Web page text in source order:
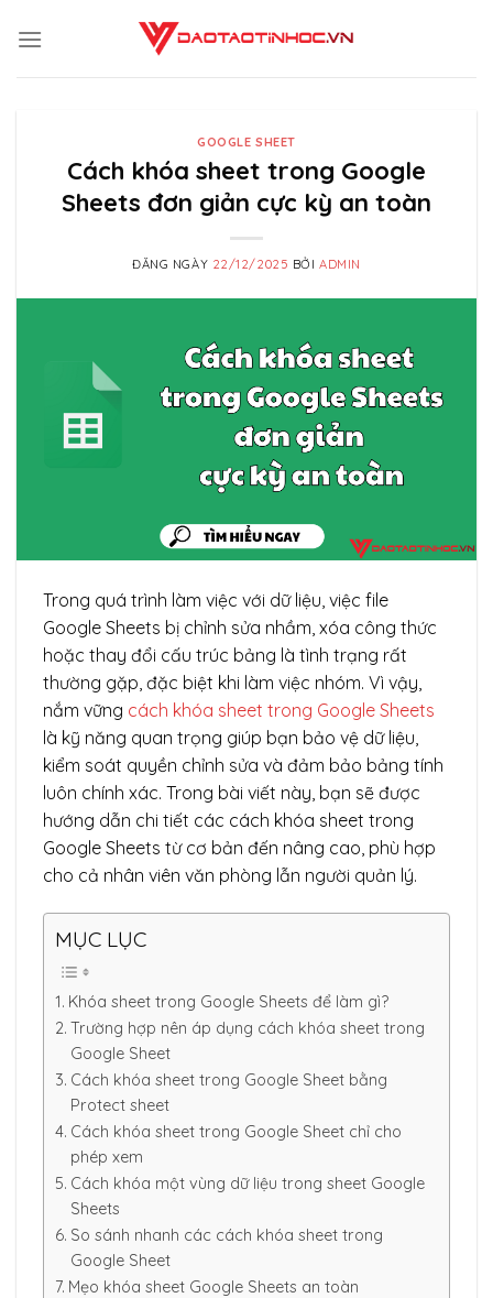
GOOGLE SHEET
Cách khóa sheet trong Google
Sheets đơn giản cực kỳ an toàn
ĐĂNG NGÀY 22/12/2025 BỞIADMIN
Trong quá trình làm việc với dữ liệu, việc file
Google Sheets bị chỉnh sửa nhầm, xóa công thức
hoặc thay đổi cấu trúc bảng là tình trạng rất
thường gặp, đặc biệt khi làm việc nhóm. Vì vậy,
nắm vững cách khóa sheet trong Google Sheets
là kỹ năng quan trọng giúp bạn bảo vệ dữ liệu,
kiểm soát quyền chỉnh sửa và đảm bảo bảng tính
luôn chính xác. Trong bài viết này, bạn sẽ được
hướng dẫn chi tiết các cách khóa sheet trong
Google Sheets từ cơ bản đến nâng cao, phù hợp
cho cả nhân viên văn phòng lẫn người quản lý.
MỤC LỤC
Khóa sheet trong Google Sheets để làm gì?
Trường hợp nên áp dụng cách khóa sheet trong
Google Sheet
Cách khóa sheet trong Google Sheet bằng
Protect sheet
Cách khóa sheet trong Google Sheet chỉ cho
phép xem
Cách khóa một vùng dữ liệu trong sheet Google
Sheets
So sánh nhanh các cách khóa sheet trong
Google Sheet
Mẹo khóa sheet Google Sheets an toàn